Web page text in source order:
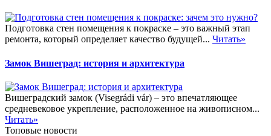
Подготовка стен помещения к покраске – это важный этап
ремонта, который определяет качество будущей... Читать»
Замок Вишеград: история и архитектура
Вишеградский замок (Visegrádi vár) – это впечатляющее
средневековое укрепление, расположенное на живописном...
Читать»
Топовые новости